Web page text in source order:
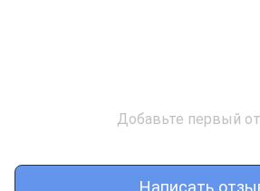
Добавьте первый
Написать